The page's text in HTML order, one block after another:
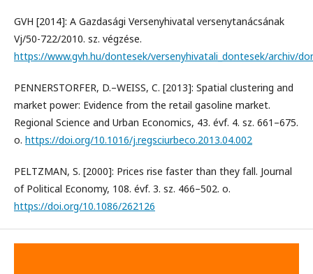
GVH [2014]: A Gazdasági Versenyhivatal versenytanácsának
Vj/50-722/2010. sz. végzése.
https://www.gvh.hu/dontesek/versenyhivatali_dontesek/archiv/
PENNERSTORFER, D.–WEISS, C. [2013]: Spatial clustering and
market power: Evidence from the retail gasoline market.
Regional Science and Urban Economics, 43. évf. 4. sz. 661–675.
o. https://doi.org/10.1016/j.regsciurbeco.2013.04.002
PELTZMAN, S. [2000]: Prices rise faster than they fall. Journal
of Political Economy, 108. évf. 3. sz. 466–502. o.
https://doi.org/10.1086/262126